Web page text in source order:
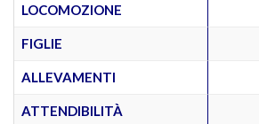
LOCOMOZIONE
FIGLIE
ALLEVAMENTI
ATTENDIBILITÀ